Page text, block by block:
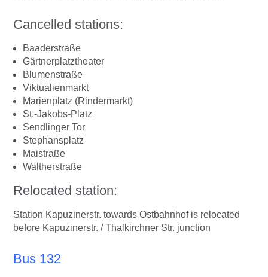
Cancelled stations:
Baaderstraße
Gärtnerplatztheater
Blumenstraße
Viktualienmarkt
Marienplatz (Rindermarkt)
St.-Jakobs-Platz
Sendlinger Tor
Stephansplatz
Maistraße
Waltherstraße
Relocated station:
Station Kapuzinerstr. towards Ostbahnhof is relocated
before Kapuzinerstr. / Thalkirchner Str. junction
Bus 132